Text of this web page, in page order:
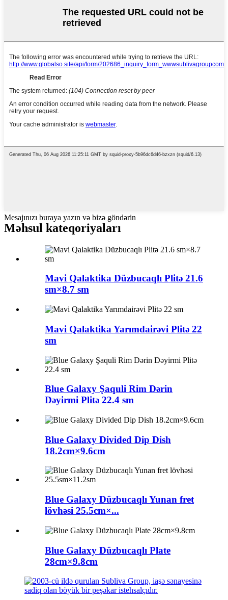
Mesajınızı buraya yazın və bizə göndərin
Məhsul kateqoriyaları
Mavi Qalaktika Düzbucaqlı Plitə 21.6
sm×8.7 sm
Mavi Qalaktika Yarımdairəvi Plitə 22
sm
Blue Galaxy Şaquli Rim Dərin
Dəyirmi Plitə 22.4 sm
Blue Galaxy Divided Dip Dish
18.2cm×9.6cm
Blue Galaxy Düzbucaqlı Yunan fret
lövhəsi 25.5cm×...
Blue Galaxy Düzbucaqlı Plate
28cm×9.8cm